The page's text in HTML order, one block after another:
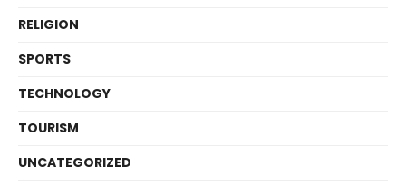
RELIGION
SPORTS
TECHNOLOGY
TOURISM
UNCATEGORIZED